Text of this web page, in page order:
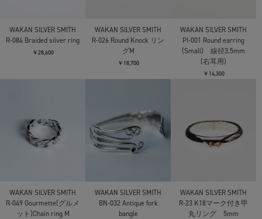
WAKAN SILVER SMITH
R-084 Braided silver ring
￥28,600
WAKAN SILVER SMITH
R-026 Round Knock リン
グM
￥18,700
WAKAN SILVER SMITH
PI-001 Round earring
(Small) 線径3.5mm
(右耳用)
￥14,300
WAKAN SILVER SMITH
R-049 Gourmette(グルメ
ット)Chain ring M
WAKAN SILVER SMITH
BN-032 Antique fork
bangle
WAKAN SILVER SMITH
R-23 K18マーク付き甲
丸リング 5mm